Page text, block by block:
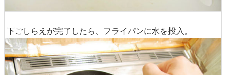
下ごしらえが完了したら、フライパンに水を投入。